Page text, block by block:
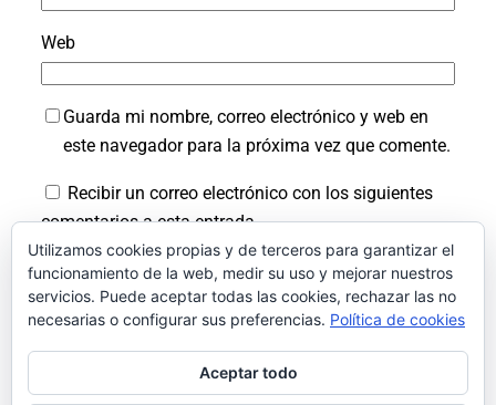
Web
Guarda mi nombre, correo electrónico y web en
este navegador para la próxima vez que comente.
Recibir un correo electrónico con los siguientes
comentarios a esta entrada.
Recibir un correo electrónico con cada nueva
entrada.
Utilizamos cookies propias y de terceros para garantizar el
funcionamiento de la web, medir su uso y mejorar nuestros
servicios. Puede aceptar todas las cookies, rechazar las no
necesarias o configurar sus preferencias. Política de cookies
Aceptar todo